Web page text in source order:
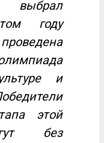
выбрал
году
и
этой
без